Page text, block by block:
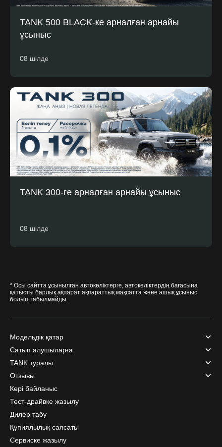
TANK 500 BLACK-ке арналған арнайы
ұсыныс
08 шілде
TANK 300-ге арналған арнайы ұсыныс
08 шілде
* Осы сайтта ұсынылған автокөліктерге, автокөліктердің бағасына
қатысты барлық ақпарат ақпараттық мақсатта және ашық ұсыныс
болып табылмайды.
Модельдік қатар
Сатып алушыларға
TANK туралы
Отзывы
Кері байланыс
Тест-драйвке жазылу
Дилер табу
Құпиялылық саясаты
Сервиске жазылу